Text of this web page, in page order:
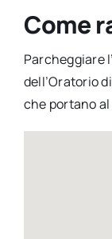
Come
Parcheggiare
dell’Oratorio
che portano al